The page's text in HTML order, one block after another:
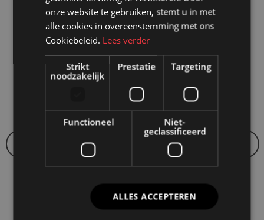
Onze succesverhalen en lopende
projecten
WDP-Nederland
onze website te gebruiken, stemt u in met
alle cookies in overeenstemming met ons
Cookiebeleid. Lees verder
Strikt
noodzakelijk
Prestatie Targeting
Functioneel
Niet-
geclassificeerd
ALLES ACCEPTEREN